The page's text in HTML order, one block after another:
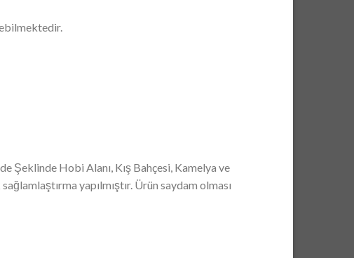
Şeklinde Hobi Alanı, Kış Bahçesi, Kamelya ve
yapılmıştır. Ürün saydam olması